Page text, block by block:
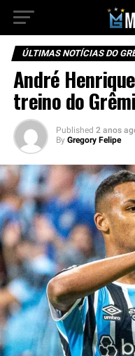
ÚLTIMAS NOTÍCIAS DO
André
treino do
Published 2 anos
By Gregory Felipe